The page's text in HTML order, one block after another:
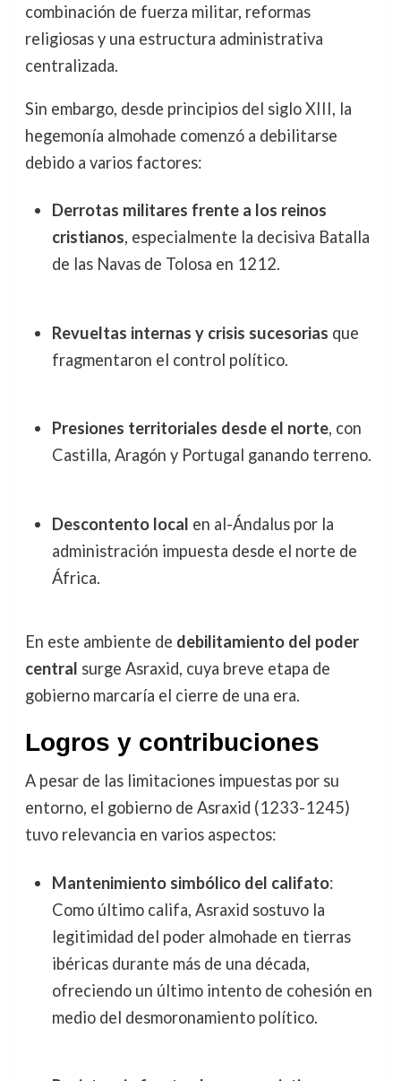
combinación de fuerza militar, reformas
religiosas y una estructura administrativa
centralizada.
Sin embargo, desde principios del siglo XIII, la
hegemonía almohade comenzó a debilitarse
debido a varios factores:
Derrotas militares frente a los reinos
cristianos, especialmente la decisiva Batalla
de las Navas de Tolosa en 1212.
Revueltas internas y crisis sucesorias que
fragmentaron el control político.
Presiones territoriales desde el norte, con
Castilla, Aragón y Portugal ganando terreno.
Descontento local en al-Ándalus por la
administración impuesta desde el norte de
África.
En este ambiente de debilitamiento del poder
central surge Asraxid, cuya breve etapa de
gobierno marcaría el cierre de una era.
Logros y contribuciones
A pesar de las limitaciones impuestas por su
entorno, el gobierno de Asraxid (1233-1245)
tuvo relevancia en varios aspectos:
Mantenimiento simbólico del califato:
Como último califa, Asraxid sostuvo la
legitimidad del poder almohade en tierras
ibéricas durante más de una década,
ofreciendo un último intento de cohesión en
medio del desmoronamiento político.